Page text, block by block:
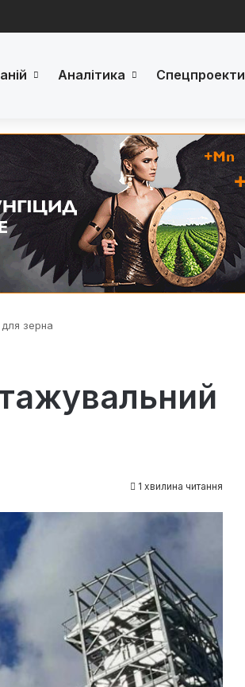
Аналітика Спецпроекти
зерна
1 хвилина читання